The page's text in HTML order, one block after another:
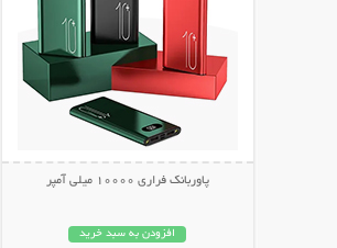
پاوربانک فراری 10000 میلی آمپر
افزودن به سبد خرید